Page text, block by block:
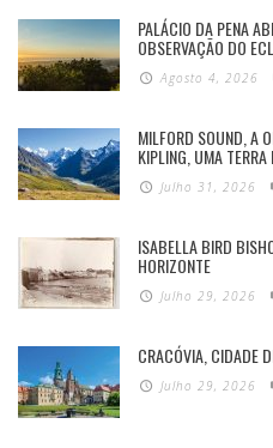
PALÁCIO DA PENA
OBSERVAÇÃO DO
Agosto 4, 2026
MILFORD SOUND, A
KIPLING, UMA
Julho 31, 2026
ISABELLA BIRD
HORIZONTE
Julho 29, 2026
CRACÓVIA, CIDADE
Julho 29, 2026